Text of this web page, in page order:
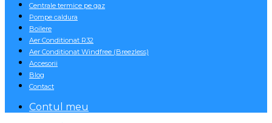
Centrale termice pe gaz
Pompe caldura
Boilere
Aer Conditionat R32
Aer Conditionat Windfree (Breezless)
Accesorii
Blog
Contact
Contul meu